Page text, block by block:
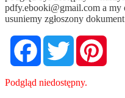
pdfy.ebooki@gmail.com a my
usuniemy zgłoszony
FacebookTwitter
Podgląd niedostępny.